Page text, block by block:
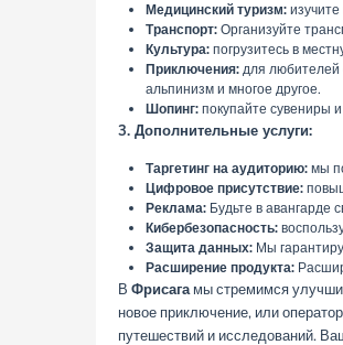
Медицинский туризм:
Транспорт: Организуйте
Культура: погрузитесь в
Приключения: для любителей
альпинизм и многое другое.
Шопинг: покупайте сувениры
3. Дополнительные услуги:
Таргетинг на аудиторию: мы
Цифровое присутствие:
Реклама: Будьте в авангарде
Кибербезопасность:
Защита данных: Мы
Расширение продукта:
В Фрисага мы стремимся
новое приключение, или
путешествий и исследований.